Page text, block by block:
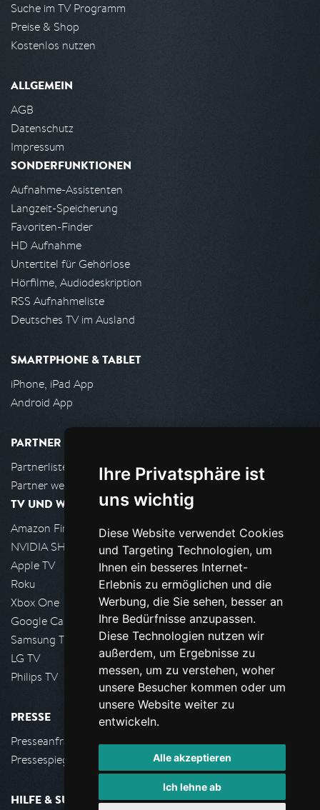
Ihre Privatsphäre ist
uns wichtig
Diese Website verwendet Cookies
und Targeting Technologien, um
Ihnen ein besseres Internet-
Erlebnis zu ermöglichen und die
Werbung, die Sie sehen, besser an
Ihre Bedürfnisse anzupassen.
Diese Technologien nutzen wir
außerdem, um Ergebnisse zu
messen, um zu verstehen, woher
unsere Besucher kommen oder um
unsere Website weiter zu
entwickeln.
Alle akzeptieren
Ich lehne ab
Suche im TV Programm
Preise & Shop
Kostenlos nutzen
ALLGEMEIN
AGB
Datenschutz
Impressum
SONDERFUNKTIONEN
Aufnahme-Assistenten
Langzeit-Speicherung
Favoriten-Finder
HD Aufnahme
Untertitel für Gehörlose
Hörfilme, Audiodeskription
RSS Aufnahmeliste
Deutsches TV im Ausland
SMARTPHONE & TABLET
iPhone, iPad App
Android App
PARTNER
Partnerliste
Partner werden
TV UND WOHNZIMMER
Amazon FireTV
NVIDIA SHIELD, Google TV
Apple TV
Roku
Xbox One
Google Cast
Samsung TV
LG TV
Philips TV
PRESSE
Presseanfrage stellen
Pressespiegel
HILFE & SUPPORT